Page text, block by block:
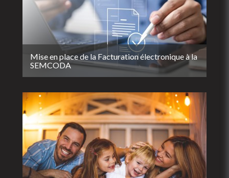
Mise en place de la Facturation électronique à la
SEMCODA